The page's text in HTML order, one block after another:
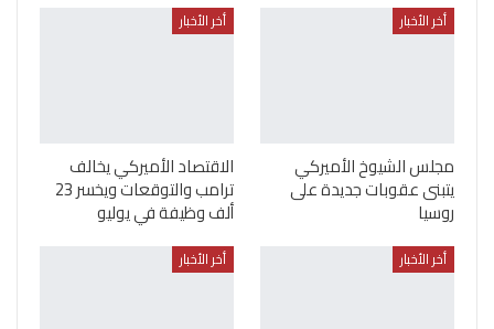
أخر الأخبار
مجلس الشيوخ الأميركي
يتبنى عقوبات جديدة على
روسيا
أخر الأخبار
الاقتصاد الأميركي يخالف
ترامب والتوقعات ويخسر 23
ألف وظيفة في يوليو
أخر الأخبار أخر الأخبار